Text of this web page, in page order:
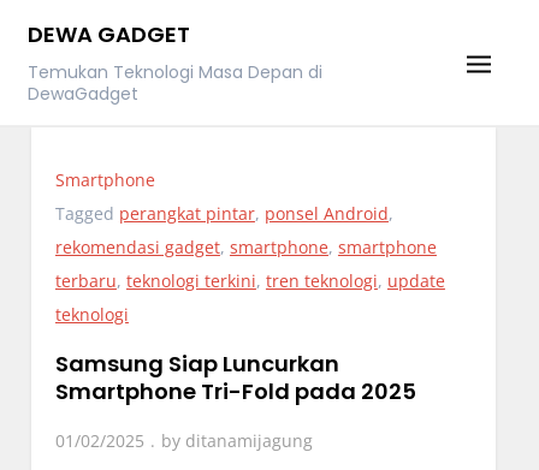
content
DEWA GADGET
Temukan Teknologi Masa Depan di
DewaGadget
Smartphone
Tagged perangkat pintar, ponsel Android,
rekomendasi gadget, smartphone, smartphone
terbaru, teknologi terkini, tren teknologi, update
teknologi
Samsung Siap Luncurkan
Smartphone Tri-Fold pada 2025
01/02/2025 by ditanamijagung